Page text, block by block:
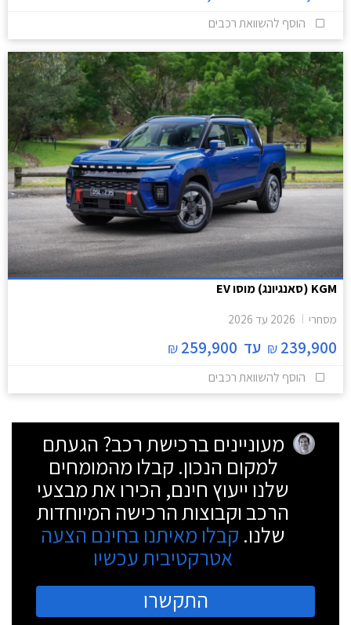
הוסף להשוואת רכבים
KGM (סאנגיונג) מוסו EV
מסחרי 2026 עד 2026
239,900
₪ עד 259,900
₪
הוסף להשוואת רכבים
מעוניינים ברכישת רכב? הגעתם
למקום הנכון. קבלו מהמומחים
שלנו ייעוץ חינם, הכירו את מבצעי
הרכב וקבוצות הרכישה המיוחדות
שלנו. קבלו מאיתנו בחינם הצעה
אטרקטיבית עכשיו
התקשרו